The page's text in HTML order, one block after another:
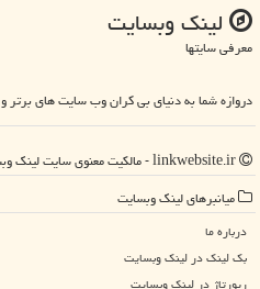
لینك وبسایت
معرفی سایتها
دروازه شما به دنیای بی کران وب سایت های برتر و
میانبرهای لینك وبسایت
درباره ما
بک لینک در لینك وبسایت
رپورتاژ در لینك وبسایت